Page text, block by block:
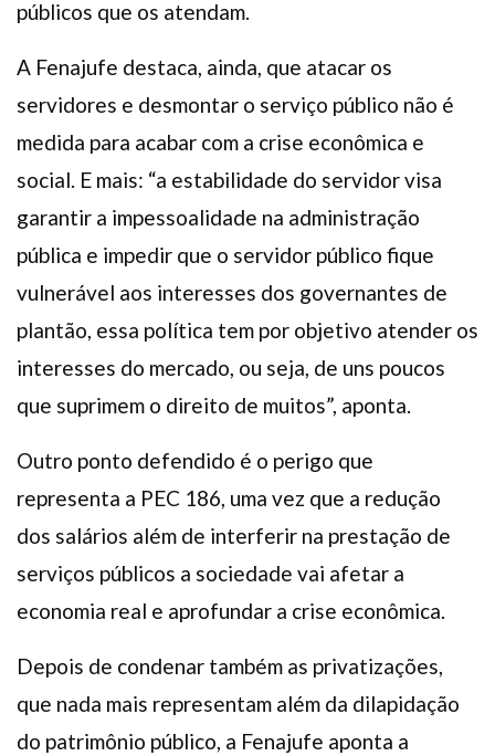
públicos que os atendam.
A Fenajufe destaca, ainda, que atacar os
servidores e desmontar o serviço público não é
medida para acabar com a crise econômica e
social. E mais: “a estabilidade do servidor visa
garantir a impessoalidade na administração
pública e impedir que o servidor público fique
vulnerável aos interesses dos governantes de
plantão, essa política tem por objetivo atender os
interesses do mercado, ou seja, de uns poucos
que suprimem o direito de muitos”, aponta.
Outro ponto defendido é o perigo que
representa a PEC 186, uma vez que a redução
dos salários além de interferir na prestação de
serviços públicos a sociedade vai afetar a
economia real e aprofundar a crise econômica.
Depois de condenar também as privatizações,
que nada mais representam além da dilapidação
do patrimônio público, a Fenajufe aponta a